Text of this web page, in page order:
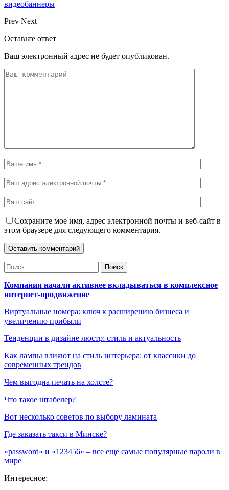
видеобаннеры
Prev Next
Оставьте ответ
Ваш электронный адрес не будет опубликован.
Сохраните мое имя, адрес электронной почты и веб-сайт в
этом браузере для следующего комментария.
Компании начали активнее вкладываться в комплексное
интернет-продвижение
Виртуальные номера: ключ к расширению бизнеса и
увеличению прибыли
Тенденции в дизайне люстр: стиль и актуальность
Как лампы влияют на стиль интерьера: от классики до
современных трендов
Чем выгодна печать на холсте?
Что такое штабелер?
Вот несколько советов по выбору ламината
Где заказать такси в Минске?
«password» и «123456» – все еще самые популярные пароли в
мире
Интересное: